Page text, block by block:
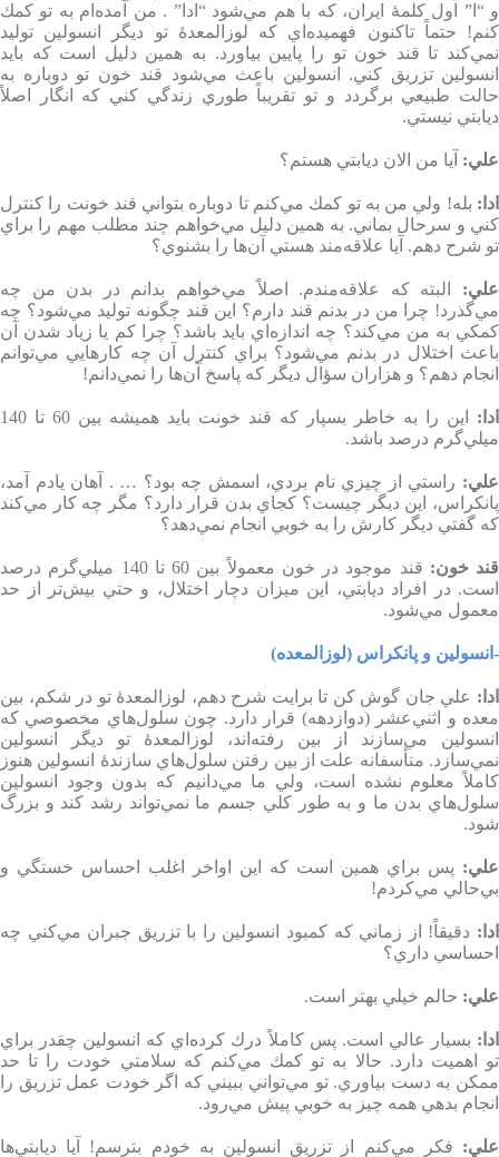
و “ا” اول كلمۀ ايران، كه با هم مي‌شود “ادا” . من آمده‌ام به تو كمك
كنم! حتماً تاكنون فهميده‌اي كه لوزالمعدۀ تو ديگر انسولين توليد
نمي‌كند تا قند خون تو را پايين بياورد. به همين دليل است كه بايد
انسولين تزريق كني. انسولين باعث مي‌شود قند خون تو دوباره به
حالت طبيعي برگردد و تو تقريباً طوري زندگي كني كه انگار اصلاً
ديابتي نيستي.
علي: آيا من الان ديابتي هستم؟
ادا : بله! ولي من به تو كمك مي‌كنم تا دوباره بتواني قند خونت را كنترل
كني و سرحال بماني. به همين دليل مي‌خواهم چند مطلب مهم را براي
تو شرح دهم. آيا علاقه‌مند هستي آن‌ها را بشنوي؟
علي:
البته كه علاقه‌مندم. اصلاً مي‌خواهم بدانم در بدن من چه
مي‌گذرد! چرا من در بدنم قند دارم؟ اين قند چگونه توليد مي‌شود؟ چه
كمكي به من مي‌كند؟ چه اندازه‌اي بايد باشد؟ چرا كم يا زياد شدن آن
باعث اختلال در بدنم مي‌شود؟ براي كنترل آن چه كارهايي مي‌توانم
انجام دهم؟ و هزاران سؤال ديگر كه پاسخ آن‌ها را نمي‌دانم!
ادا :
اين را به خاطر بسپار كه قند خونت بايد هميشه بين 60 تا 140
ميلي‌گرم درصد باشد.
علي: راستي از چيزي نام بردي، اسمش چه بود؟ … . آهان يادم آمد،‌
پانكراس، اين ديگر چيست؟ كجاي بدن قرار دارد؟ مگر چه كار مي‌كند
كه گفتي ديگر كارش را به خوبي انجام نمي‌دهد؟
قند خون:
قند موجود در خون معمولاً بين 60 تا 140 ميلي‌گرم درصد
است. در افراد ديابتي، اين ميزان دچار اختلال، و حتي بيش‌تر از حد
معمول مي‌شود.
-انسولين و پانكراس (لوزالمعده)
ادا : علي جان گوش كن تا برايت شرح دهم، لوزالمعدۀ تو در شكم، بين
معده و اثني‌عشر(دوازدهه) قرار دارد. چون سلول‌هاي مخصوصي كه
انسولين مي‌سازند از بين رفته‌اند، لوزالمعدۀ تو ديگر انسولين
نمي‌سازد. متأسفانه علت از بين رفتن سلول‌هاي سازندۀ انسولين هنوز
كاملاً معلوم نشده است، ولي ما مي‌دانيم كه بدون وجود انسولين
سلول‌هاي بدن ما و به طور كلي جسم ما نمي‌تواند رشد كند و بزرگ
شود.
علي: پس براي همين است كه اين اواخر اغلب احساس خستگي و
بي‌حالي مي‌كردم!
ادا : دقيقاً! از زماني كه كمبود انسولين را با تزريق جبران مي‌كني چه
احساسي داري؟
علي: حالم خيلي بهتر است.
ادا : بسيار عالي است. پس كاملاً درك كرده‌اي كه انسولين چقدر براي
تو اهميت دارد. حالا به تو كمك مي‌كنم كه سلامتي خودت را تا حد
ممكن به دست بياوري.تو مي‌تواني ببيني كه اگر خودت عمل تزريق را
انجام بدهي همه چيز به خوبي پيش مي‌رود.
علي: فكر مي‌كنم از تزريق انسولين به خودم بترسم! آيا ديابتي‌ها